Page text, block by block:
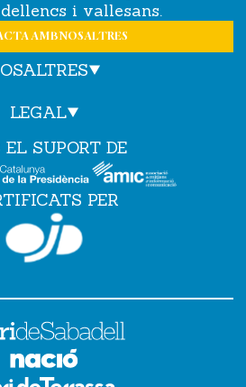
i vallesans.
AMB NOSALTRES
LEGAL
SUPORT DE
PER